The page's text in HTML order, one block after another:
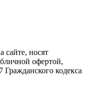
сайте, носят
офертой,
кодекса